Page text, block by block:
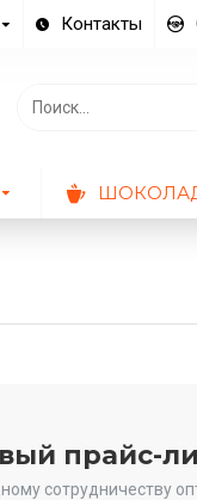
Контакты
прайс-
сотрудничеству